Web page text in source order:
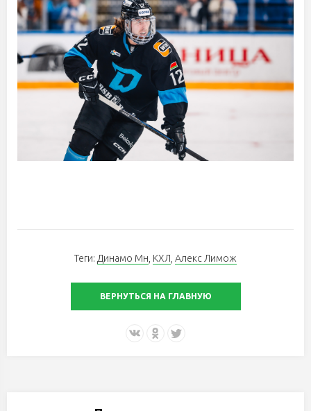
Теги: Динамо Мн, КХЛ, Алекс Лимож
ВЕРНУТЬСЯ НА ГЛАВНУЮ